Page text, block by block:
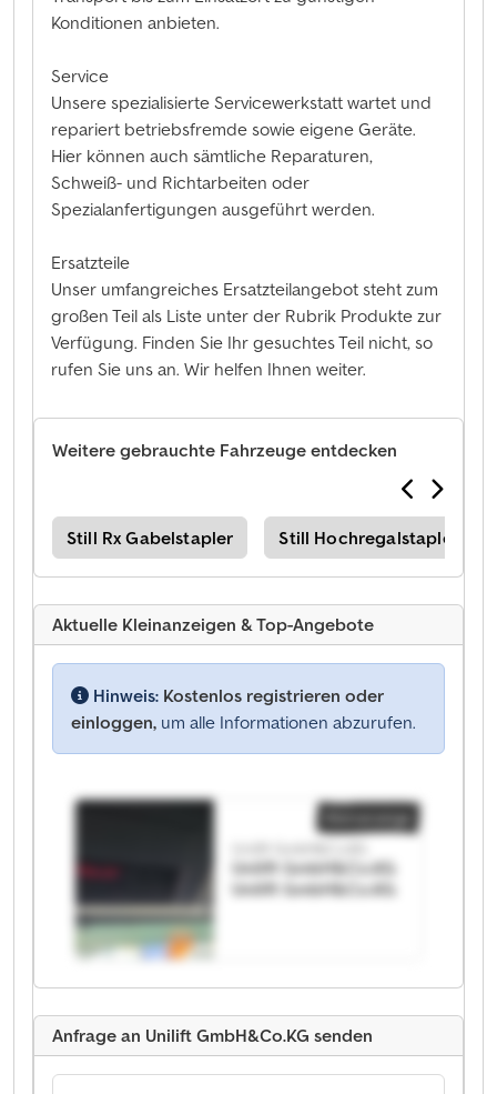
Konditionen anbieten.
Service
Unsere spezialisierte Servicewerkstatt wartet und
repariert betriebsfremde sowie eigene Geräte.
Hier können auch sämtliche Reparaturen,
Schweiß- und Richtarbeiten oder
Spezialanfertigungen ausgeführt werden.
Ersatzteile
Unser umfangreiches Ersatzteilangebot steht zum
großen Teil als Liste unter der Rubrik Produkte zur
Verfügung. Finden Sie Ihr gesuchtes Teil nicht, so
rufen Sie uns an. Wir helfen Ihnen weiter.
Weitere gebrauchte Fahrzeuge entdecken
Still Rx Gabelstapler Still Hochregalstapler
Aktuelle Kleinanzeigen & Top-Angebote
Hinweis: Kostenlos registrieren oder
einloggen, um alle Informationen abzurufen.
Unilift GmbH&Co.KG
Unilift GmbH&Co.KG
Anfrage an Unilift GmbH&Co.KG senden